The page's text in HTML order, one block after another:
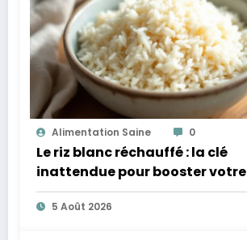
Alimentation Saine 0
Le riz blanc réchauffé : la clé
inattendue pour booster votre
microbiote
5 Août 2026